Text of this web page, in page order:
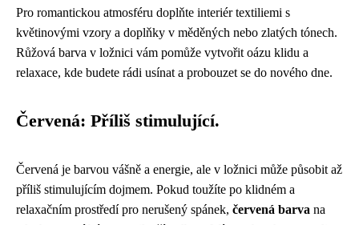
Pro romantickou atmosféru doplňte interiér textiliemi s
květinovými vzory a doplňky v měděných nebo zlatých tónech.
Růžová barva v ložnici vám pomůže vytvořit oázu klidu a
relaxace, kde budete rádi usínat a probouzet se do nového dne.
Červená: Příliš stimulující.
Červená je barvou vášně a energie, ale v ložnici může působit až
příliš stimulujícím dojmem. Pokud toužíte po klidném a
relaxačním prostředí pro nerušený spánek, červená barva na